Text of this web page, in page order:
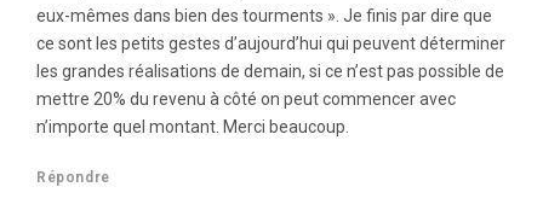
eux-mêmes dans bien des tourments ». Je finis par dire que
ce sont les petits gestes d’aujourd’hui qui peuvent déterminer
les grandes réalisations de demain, si ce n’est pas possible de
mettre 20% du revenu à côté on peut commencer avec
n’importe quel montant. Merci beaucoup.
Répondre